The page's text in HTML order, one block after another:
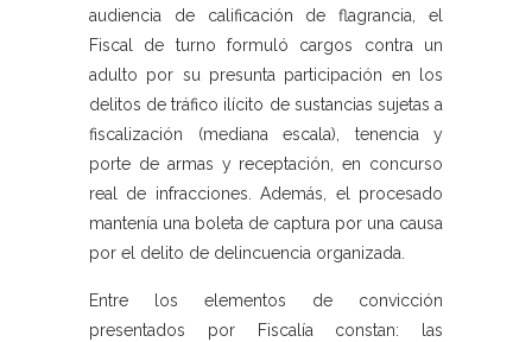
audiencia de calificación de flagrancia, el
Fiscal de turno formuló cargos contra un
adulto por su presunta participación en los
delitos de tráfico ilícito de sustancias sujetas a
fiscalización (mediana escala), tenencia y
porte de armas y receptación, en concurso
real de infracciones. Además, el procesado
mantenía una boleta de captura por una causa
por el delito de delincuencia organizada.
Entre los elementos de convicción
presentados por Fiscalía constan: las